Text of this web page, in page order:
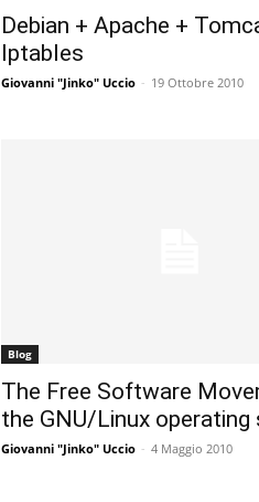
Debian + Apache +
Iptables
Giovanni "Jinko" Uccio - 19 Ottobre 2010
Blog
The Free Software
the GNU/Linux operating
Giovanni "Jinko" Uccio - 4 Maggio 2010